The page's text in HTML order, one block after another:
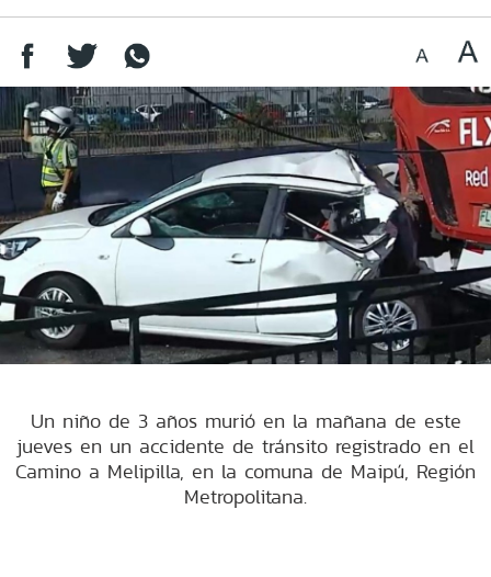
Un niño de 3 años murió en la mañana de este
jueves en un accidente de tránsito registrado en el
Camino a Melipilla, en la comuna de Maipú, Región
Metropolitana.